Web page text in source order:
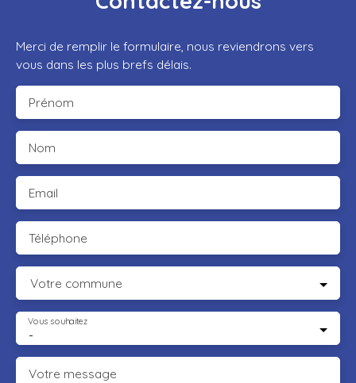
Merci de remplir le formulaire, nous reviendrons vers
vous dans les plus brefs délais.
Prénom
Nom
Email
Téléphone
Votre commune
-
Vous souhaitez
Votre message